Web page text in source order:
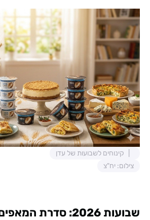
קינוחים לשבועות של עדן
צילום: יח"צ
שבועות 2026: סדרת